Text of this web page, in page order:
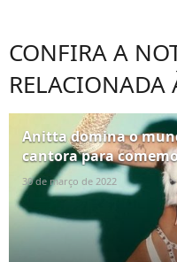
CONFIRA A
RELACIONADA
Anitta domina o
cantora para
30 de março de 2022